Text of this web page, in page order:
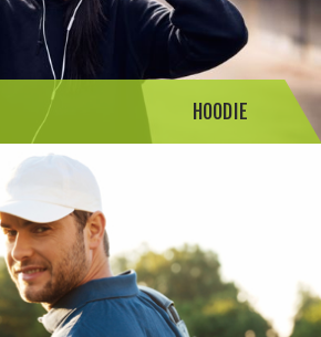
HOODIE